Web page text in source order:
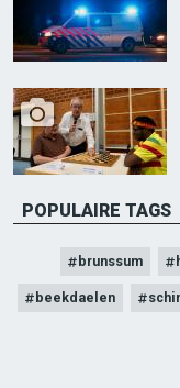
POPULAIRE TAGS
brunssum
beekdaelen